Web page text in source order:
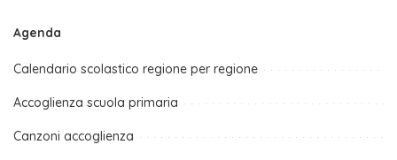
Agenda
Calendario scolastico regione per regione
Accoglienza scuola primaria
Canzoni accoglienza